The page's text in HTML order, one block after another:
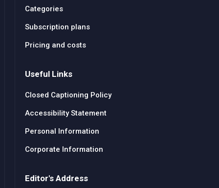
Categories
Subscription plans
Pricing and costs
Useful Links
Closed Captioning Policy
Accessibility Statement
Personal Information
Corporate Information
Editor's Address